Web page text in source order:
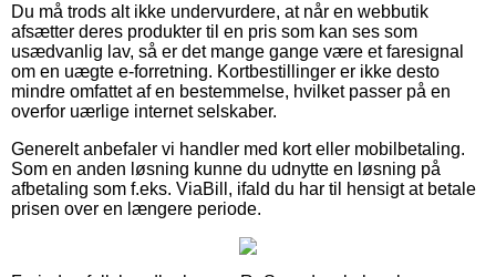
Du må trods alt ikke undervurdere, at når en webbutik
afsætter deres produkter til en pris som kan ses som
usædvanlig lav, så er det mange gange være et faresignal
om en uægte e-forretning. Kortbestillinger er ikke desto
mindre omfattet af en bestemmelse, hvilket passer på en
overfor uærlige internet selskaber.
Generelt anbefaler vi handler med kort eller mobilbetaling.
Som en anden løsning kunne du udnytte en løsning på
afbetaling som f.eks. ViaBill, ifald du har til hensigt at betale
prisen over en længere periode.